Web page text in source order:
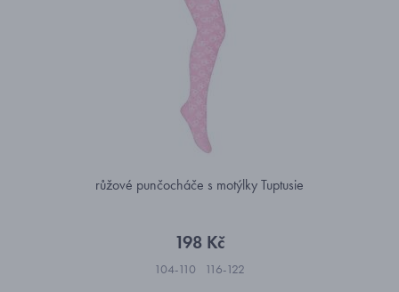
růžové punčocháče s motýlky Tuptusie
198 Kč
104-110 116-122